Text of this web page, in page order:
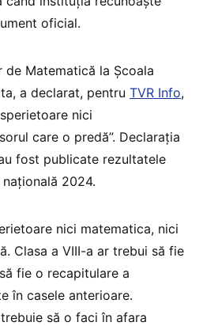
oficial.
de Matematică la Școala
a declarat, pentru TVR Info,
nici
care o predă”. Declarația
fost publicate rezultatele
2024.
nici matematica, nici
Clasa a VIII-a ar trebui să fie
fie o recapitulare a
în casele anterioare.
să o faci în afara